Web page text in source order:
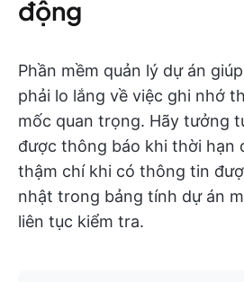
động
Phần mềm quản lý dự án
phải lo lắng về việc ghi nhớ
mốc quan trọng. Hãy tưởng
được thông báo khi thời hạn
thậm chí khi có thông tin
nhật trong bảng tính dự án
liên tục kiểm tra.